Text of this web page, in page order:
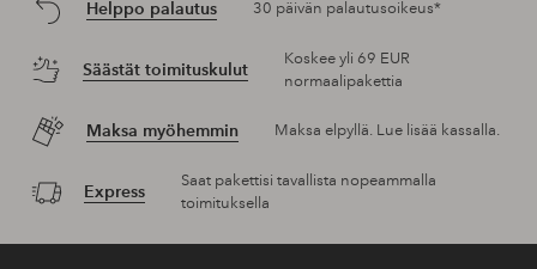
Helppo palautus 30 päivän palautusoikeus*
Säästät toimituskulut
Koskee yli 69 EUR
normaalipakettia
Maksa myöhemmin Maksa elpyllä. Lue lisää kassalla.
Express
Saat pakettisi tavallista nopeammalla
toimituksella